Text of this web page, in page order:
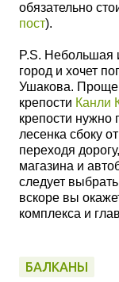
обязательно
пост).
P.S. Небольшая
город и хочет
Ушакова. Проще
крепости Канли
крепости нужно
лесенка сбоку
переходя
магазина и
следует
вскоре вы
комплекса и
БАЛКАНЫ